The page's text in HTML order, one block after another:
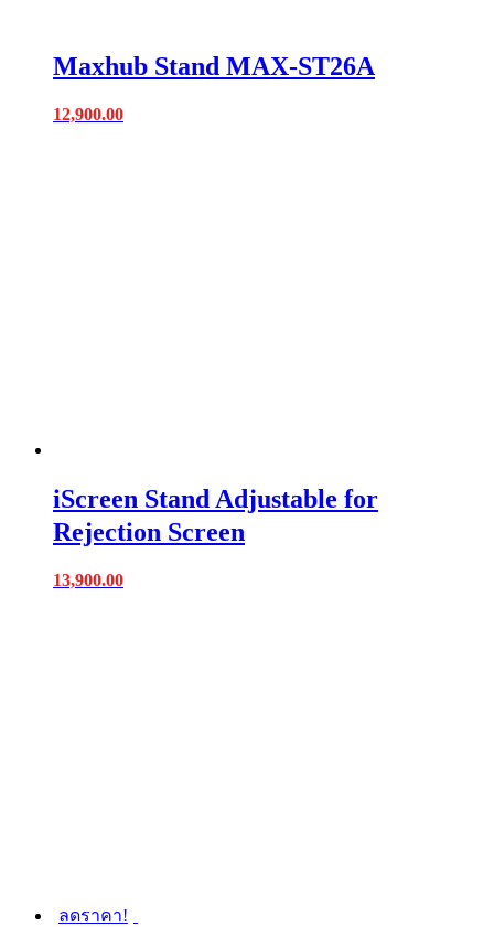
Maxhub Stand MAX-ST26A
12,900.00
iScreen Stand Adjustable for
Rejection Screen
13,900.00
ลดราคา!